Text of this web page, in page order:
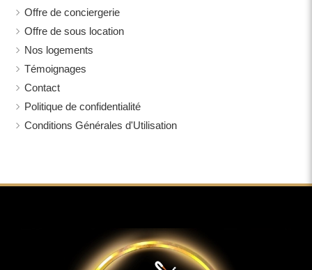
Offre de conciergerie
Offre de sous location
Nos logements
Témoignages
Contact
Politique de confidentialité
Conditions Générales d'Utilisation